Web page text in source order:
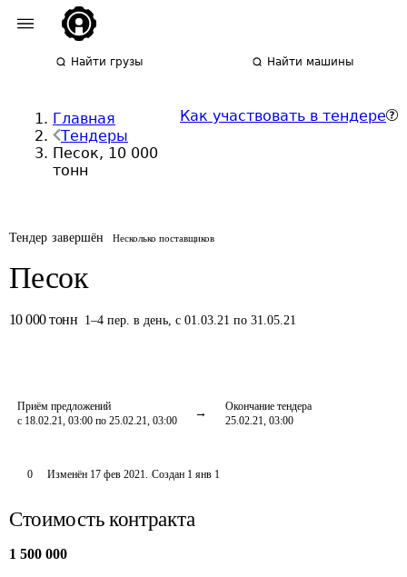
Найти грузы Найти машины
Главная
Тендеры
Песок, 10 000
тонн
Как участвовать в тендере
Тендер завершён Несколько поставщиков
Песок
10 000 тонн 1–4 пер. в день,с 01.03.21 по 31.05.21
Приём предложений
с 18.02.21, 03:00 по 25.02.21, 03:00
Окончание тендера
25.02.21, 03:00
0 Изменён 17 фев 2021. Создан 1 янв 1
Стоимость контракта
1 500 000